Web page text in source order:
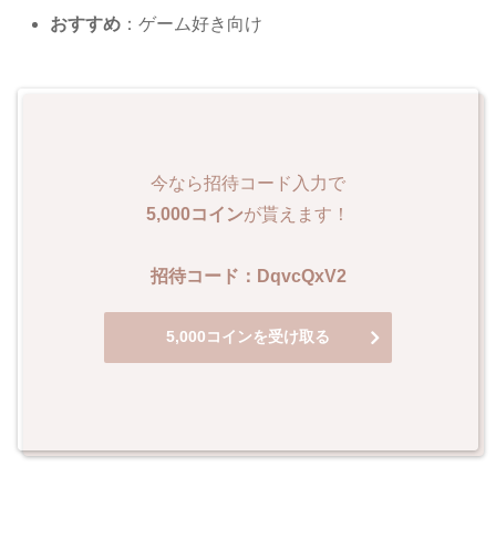
おすすめ ：ゲーム好き向け
今なら招待コード入力で
5,000コインが貰えます！
招待コード：DqvcQxV2
5,000コインを受け取る